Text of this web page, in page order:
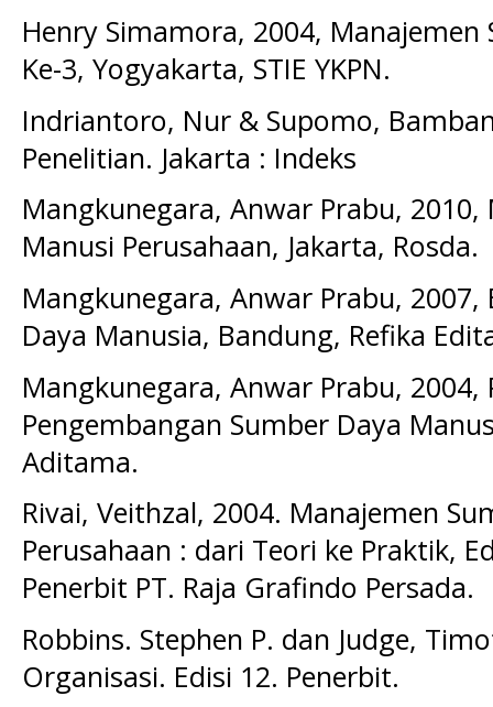
Henry Simamora, 2004, Manajemen
Ke-3, Yogyakarta, STIE YKPN.
Indriantoro, Nur & Supomo,
Penelitian. Jakarta : Indeks
Mangkunegara, Anwar Prabu,
Manusi Perusahaan, Jakarta, Rosda.
Mangkunegara, Anwar Prabu, 2007,
Daya Manusia, Bandung, Refika
Mangkunegara, Anwar Prabu, 2004,
Pengembangan Sumber Daya
Aditama.
Rivai, Veithzal, 2004. Manajemen
Perusahaan : dari Teori ke Praktik,
Penerbit PT. Raja Grafindo Persada.
Robbins. Stephen P. dan Judge,
Organisasi. Edisi 12. Penerbit.